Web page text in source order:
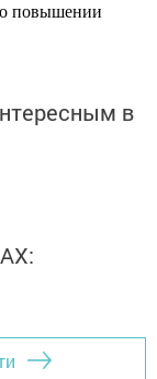
о повышении
в